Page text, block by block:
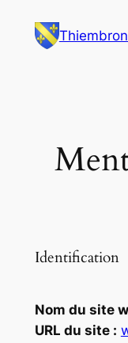
Identification
Nom du site
URL du site :